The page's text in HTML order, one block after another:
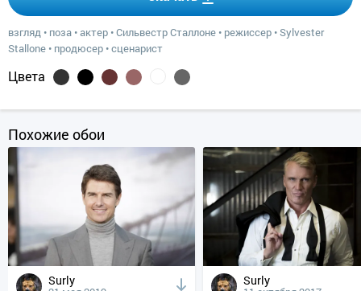
взгляд • поза •актер •Сильвестр Сталлоне • режиссер •Sylvester
Stallone • продюсер •сценарист
Цвета
Похожие обои
Surly Surly